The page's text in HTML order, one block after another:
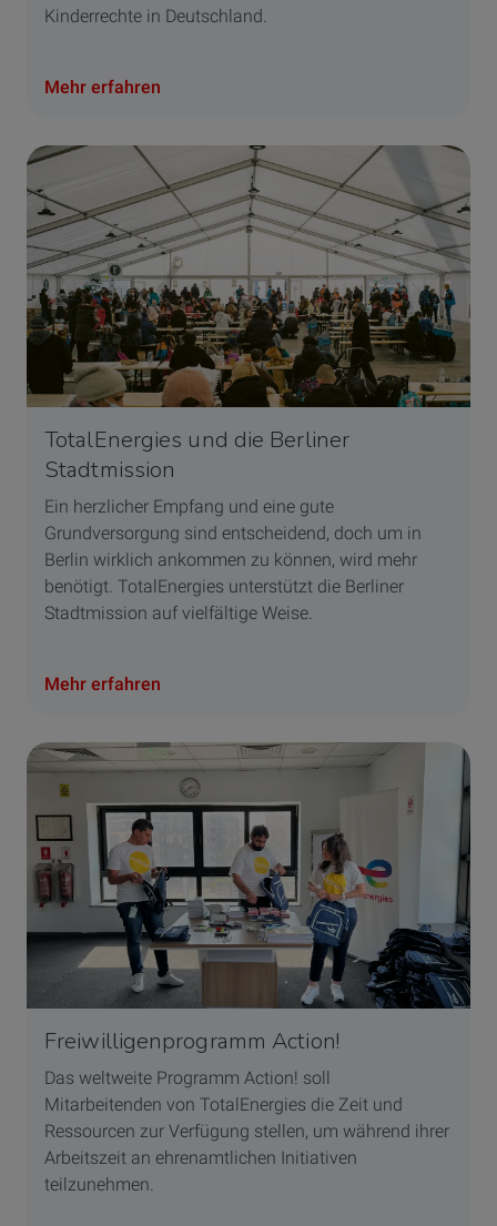
Kinderrechte in Deutschland.
Mehr erfahren
TotalEnergies und die Berliner
Stadtmission
Ein herzlicher Empfang und eine gute
Grundversorgung sind entscheidend, doch um in
Berlin wirklich ankommen zu können, wird mehr
benötigt. TotalEnergies unterstützt die Berliner
Stadtmission auf vielfältige Weise.
Mehr erfahren
Freiwilligenprogramm Action!
Das weltweite Programm Action! soll
Mitarbeitenden von TotalEnergies die Zeit und
Ressourcen zur Verfügung stellen, um während ihrer
Arbeitszeit an ehrenamtlichen Initiativen
teilzunehmen.